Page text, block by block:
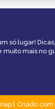
só lugar!
muito mais no
Criado com